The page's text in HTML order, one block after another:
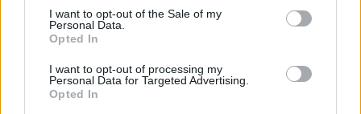
I want to opt-out of the Sale of my
Personal Data.
Opted In
I want to opt-out of processing my
Personal Data for Targeted Advertising.
Opted In
Tranzakció árazás és Richter. A tranzakciók tőzsdei
árazásra gyakorolt hatását - a társaság méretéből, illetve a
részvények likviditásából kifolyólag - a Richteren keresztül
tartjuk érdemes áttekinteni. Az alábbiakban tehát azt
vizsgáljuk meg, hogy az elmúlt évek jelentősebb régiós
gyógyszeripari tranzakciói milyen hatással voltak a Richter